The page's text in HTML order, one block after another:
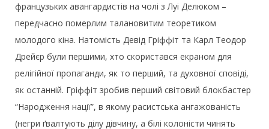
французьких авангардистів на чолі з Луі Делюком –
передчасно померлим талановитим теоретиком
молодого кіна. Натомість Девід Гріффіт та Карл Теодор
Дрейєр були першими, хто скористався екраном для
релігійної пропаганди, як то перший, та духовної сповіді,
як останній. Гріффіт зробив перший світовий блокбастер
“Народження нації”, в якому расистська ангажованість
(негри ґвалтують ділу дівчину, а білі колоністи чинять